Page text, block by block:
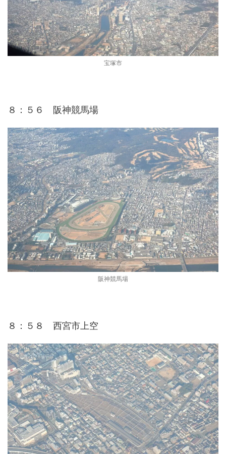
宝塚市
８：５６ 阪神競馬場
阪神競馬場
８：５８ 西宮市上空